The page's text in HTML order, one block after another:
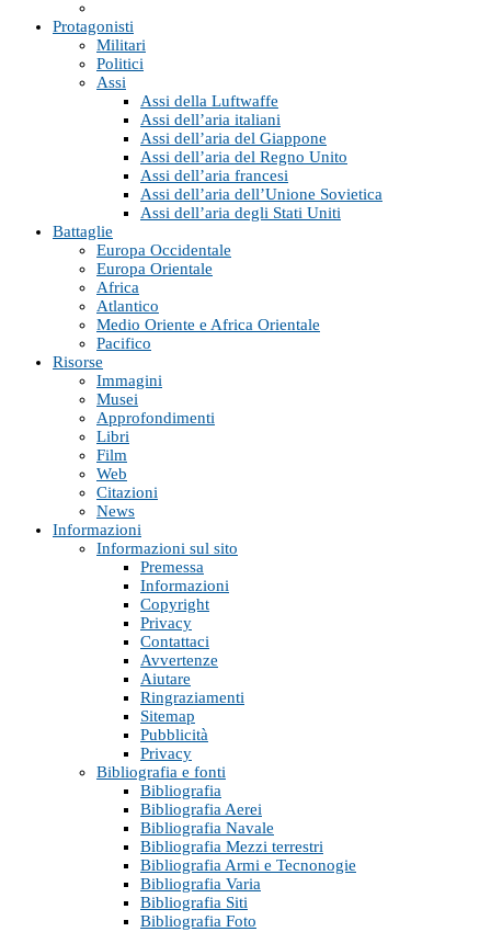
Protagonisti
Militari
Politici
Assi
Assi della Luftwaffe
Assi dell’aria italiani
Assi dell’aria del Giappone
Assi dell’aria del Regno Unito
Assi dell’aria francesi
Assi dell’aria dell’Unione Sovietica
Assi dell’aria degli Stati Uniti
Battaglie
Europa Occidentale
Europa Orientale
Africa
Atlantico
Medio Oriente e Africa Orientale
Pacifico
Risorse
Immagini
Musei
Approfondimenti
Libri
Film
Web
Citazioni
News
Informazioni
Informazioni sul sito
Premessa
Informazioni
Copyright
Privacy
Contattaci
Avvertenze
Aiutare
Ringraziamenti
Sitemap
Pubblicità
Privacy
Bibliografia e fonti
Bibliografia
Bibliografia Aerei
Bibliografia Navale
Bibliografia Mezzi terrestri
Bibliografia Armi e Tecnonogie
Bibliografia Varia
Bibliografia Siti
Bibliografia Foto